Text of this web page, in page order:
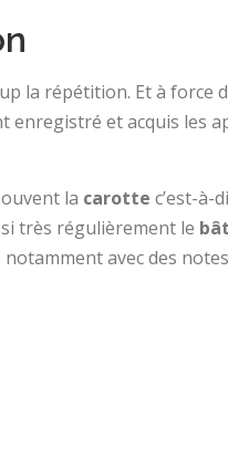
la répétition. Et à force
enregistré et acquis les
la carotte c’est-à-
très régulièrement le
avec des